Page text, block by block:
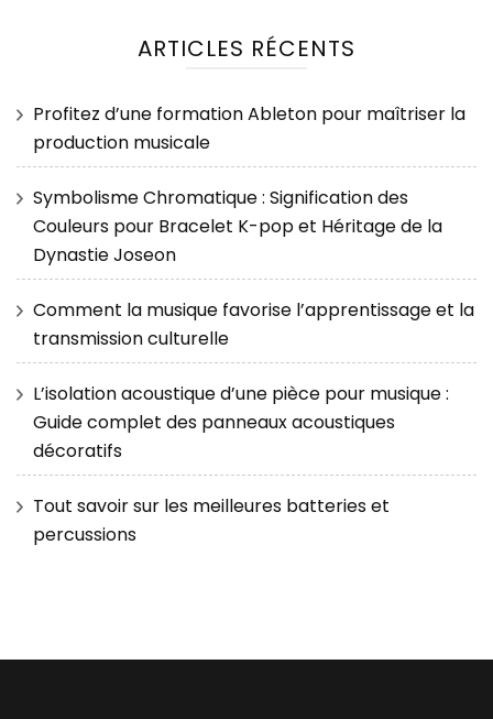
ARTICLES RÉCENTS
Profitez d’une formation Ableton pour maîtriser la
production musicale
Symbolisme Chromatique : Signification des
Couleurs pour Bracelet K-pop et Héritage de la
Dynastie Joseon
Comment la musique favorise l’apprentissage et la
transmission culturelle
L’isolation acoustique d’une pièce pour musique :
Guide complet des panneaux acoustiques
décoratifs
Tout savoir sur les meilleures batteries et
percussions